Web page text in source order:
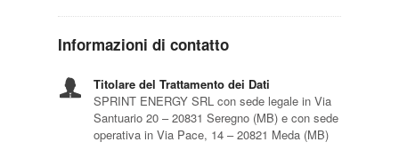
Informazioni di contatto
Titolare del Trattamento dei Dati
SPRINT ENERGY SRL con sede legale in Via
Santuario 20 – 20831 Seregno (MB) e con sede
operativa in Via Pace, 14 – 20821 Meda (MB)